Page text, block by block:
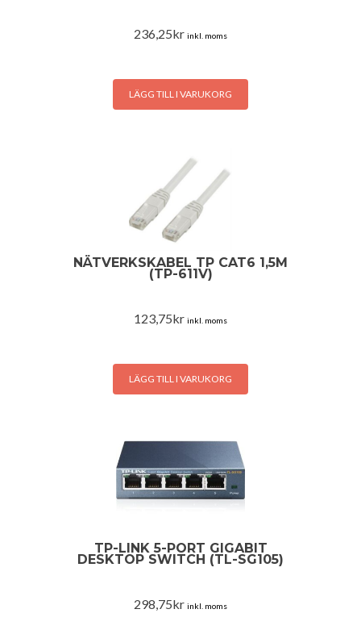
236,25kr inkl. moms
LÄGG TILL I VARUKORG
NÄTVERKSKABEL TP CAT6 1,5M
(TP-611V)
123,75kr inkl. moms
LÄGG TILL I VARUKORG
TP-LINK 5-PORT GIGABIT
DESKTOP SWITCH (TL-SG105)
298,75kr inkl. moms